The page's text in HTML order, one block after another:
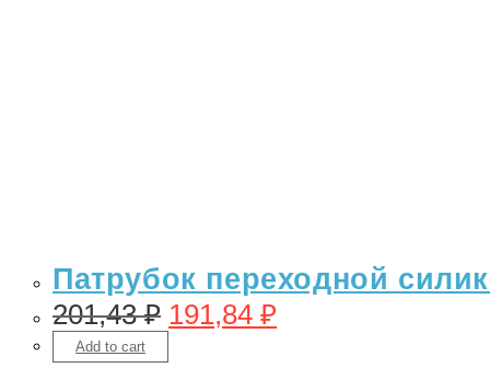
Патрубок переходной
201,43₽ 191,84 ₽
Add to cart